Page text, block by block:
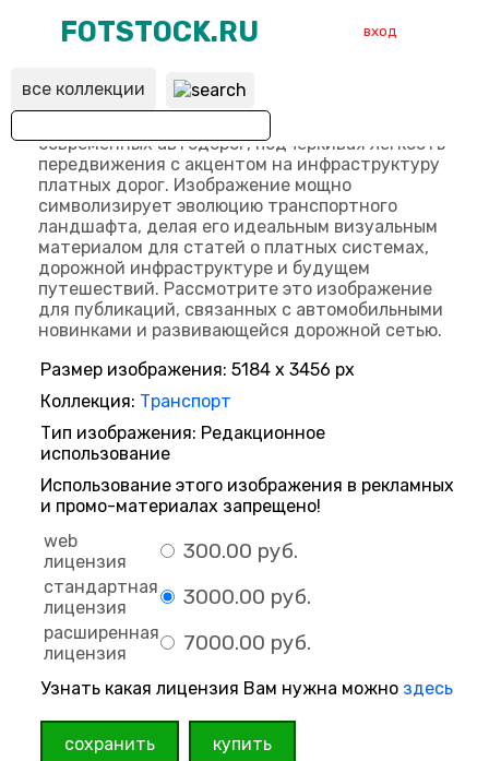
FOTSTOCK.RU
ВХОД
РЕГИСТРАЦИЯ
вход
все коллекции
Размер изображения: 5184 x 3456 px
Коллекция: Транспорт
Тип изображения: Редакционное
использование
Использование этого изображения в рекламных
и промо-материалах запрещено!
web
лицензия
300.00 руб.
стандартная
лицензия
3000.00 руб.
расширенная
лицензия
7000.00 руб.
Узнать какая лицензия Вам нужна можно здесь
сохранить купить